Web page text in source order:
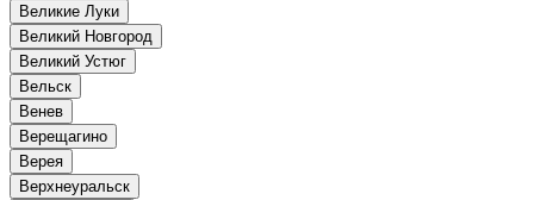
Великие Луки
Великий Новгород
Великий Устюг
Вельск
Венев
Верещагино
Верея
Верхнеуральск